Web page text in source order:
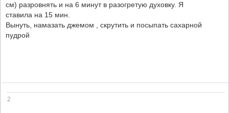
см) разровнять и на 6 минут в разогретую духовку. Я
ставила на 15 мин.
Вынуть, намазать джемом , скрутить и посыпать сахарной
пудрой
2